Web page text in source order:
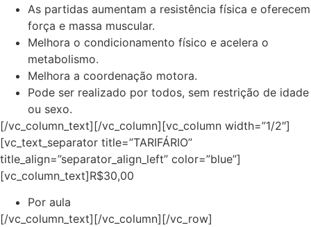
As partidas aumentam a resistência física e oferecem
força e massa muscular.
Melhora o condicionamento físico e acelera o
metabolismo.
Melhora a coordenação motora.
Pode ser realizado por todos, sem restrição de idade
ou sexo.
[/vc_column_text][/vc_column][vc_column width=”1/2″]
[vc_text_separator title=”TARIFÁRIO”
title_align=”separator_align_left” color=”blue”]
[vc_column_text]R$30,00
Por aula
[/vc_column_text][/vc_column][/vc_row]